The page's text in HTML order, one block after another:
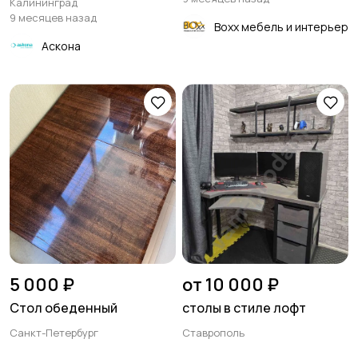
9 месяцев назад
Аскона
Boxx мебель и интерьер
5 000 ₽
Стол обеденный
Санкт-Петербург
от 10 000 ₽
столы в стиле лофт
Ставрополь